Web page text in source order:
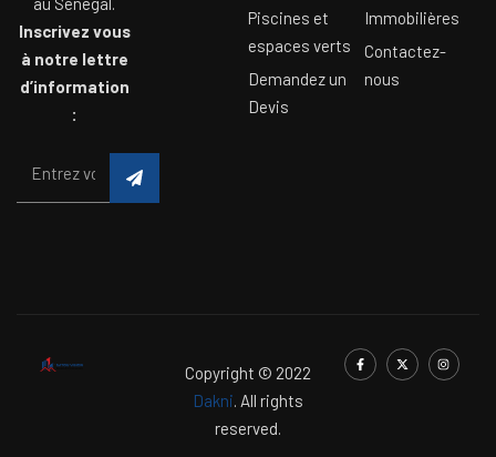
Inscrivez vous
à notre lettre
d’information
:
Piscines et
espaces verts
Demandez un
Devis
Immobilières
Contactez-
nous
Copyright © 2022
Dakni. All rights
reserved.